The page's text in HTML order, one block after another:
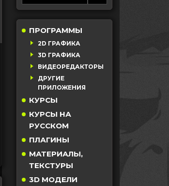
ПРОГРАММЫ
2D ГРАФИКА
3D ГРАФИКА
ВИДЕОРЕДАКТОРЫ
ДРУГИЕ
ПРИЛОЖЕНИЯ
КУРСЫ
КУРСЫ НА
РУССКОМ
ПЛАГИНЫ
МАТЕРИАЛЫ,
ТЕКСТУРЫ
3D МОДЕЛИ